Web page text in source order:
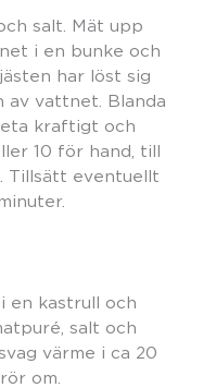
salt. Mät upp
i en bunke och
har löst sig
vattnet. Blanda
kraftigt och
10 för hand, till
Tillsätt eventuellt
en kastrull och
salt och
värme i ca 20
om.